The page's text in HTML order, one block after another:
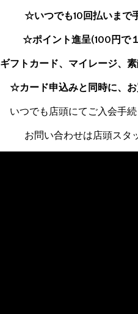
☆いつでも10回払いまで
☆ポイント進呈(100円で
ギフトカード、マイレージ、
☆カード申込みと同時に、
いつでも店頭にてご入会手続
お問い合わせは店頭スタ